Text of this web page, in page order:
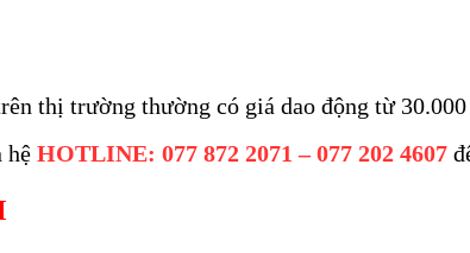
thị trường thường có giá dao động từ
hệ HOTLINE: 077 872 2071 – 077 202 4607